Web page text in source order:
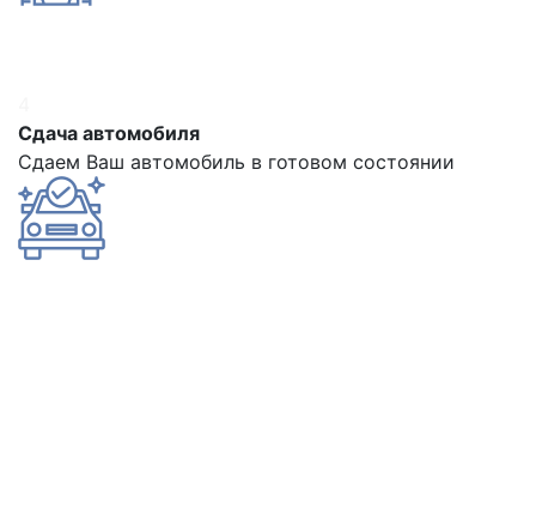
Сдача автомобиля
Сдаем Ваш автомобиль в готовом состоянии